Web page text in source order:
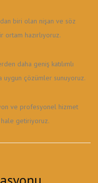
biri olan nişan ve söz
ortam hazırlıyoruz.
daha geniş katılımlı
uygun çözümler sunuyoruz.
ve profesyonel hizmet
hale getiriyoruz.